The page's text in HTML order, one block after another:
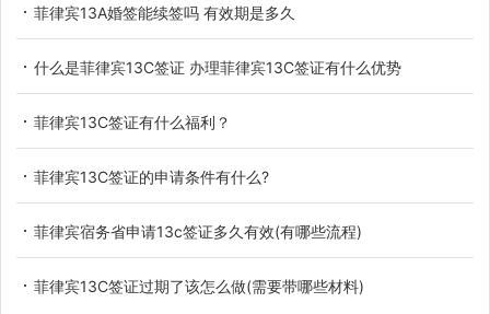
菲律宾13A婚签能续签吗 有效期是多久
什么是菲律宾13C签证 办理菲律宾13C签证有什么优势
菲律宾13C签证有什么福利？
菲律宾13C签证的申请条件有什么?
菲律宾宿务省申请13c签证多久有效(有哪些流程)
菲律宾13C签证过期了该怎么做(需要带哪些材料)